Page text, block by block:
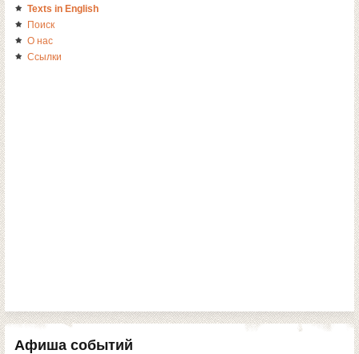
Texts in English
Поиск
О нас
Ссылки
Афиша событий